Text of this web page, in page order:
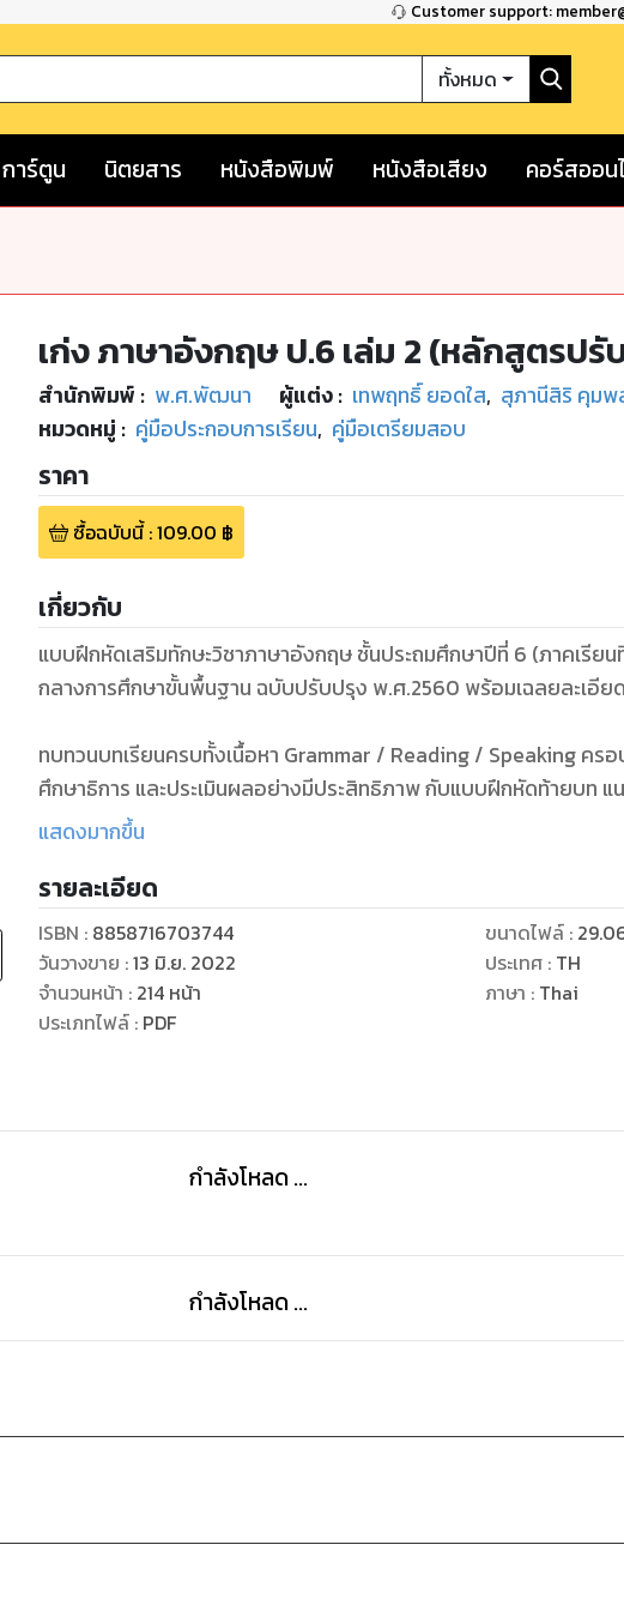
Customer support:
ทั้งหมด
การ์ตูน นิตยสาร หนังสือพิมพ์ หนังสือเสียง คอร์สออน
เก่ง ภาษาอังกฤษ ป.6 เล่ม 2 (หลักสูตรป
สำนักพิมพ์ : พ.ศ.พัฒนา ผู้แต่ง : เทพฤทธิ์ ยอดใส, สุภานีสิริ คุมพ
หมวดหมู่ : คู่มือประกอบการเรียน, คู่มือเตรียมสอบ
ราคา
ซื้อฉบับนี้:109.00 ฿
เกี่ยวกับ
แบบฝึกหัดเสริมทักษะวิชาภาษาอังกฤษ ชั้นประถมศึกษาปีที่ 6 (ภาคเรีย
กลางการศึกษาขั้นพื้นฐาน ฉบับปรับปรุง พ.ศ.2560 พร้อมเฉลยละเอีย
ทบทวนบทเรียนครบทั้งเนื้อหา Grammar / Reading / Speaking คร
ศึกษาธิการ และประเมินผลอย่างมีประสิทธิภาพ กับแบบฝึกหัดท้ายบท
ONET เพื่อให้นักเรียนมีความพร้อมที่จะเลื่อนชั้น หรือสอบเข้าในลำดับต่
แสดงมากขึ้น
รายละเอียด
ISBN : 8858716703744
วันวางขาย :13 มิ.ย. 2022
จำนวนหน้า : 214 หน้า
ประเภทไฟล์: PDF
ขนาดไฟล์:
ประเทศ : TH
ภาษา : Thai
กำลังโหลด ...
กำลังโหลด ...